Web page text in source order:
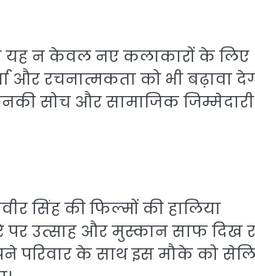
यह न केवल नए कलाकारों के लिए
और रचनात्मकता को भी बढ़ावा
सोच और सामाजिक
सिंह की फिल्मों की हालिया
उत्साह और मुस्कान साफ दिख
परिवार के साथ इस मौके को